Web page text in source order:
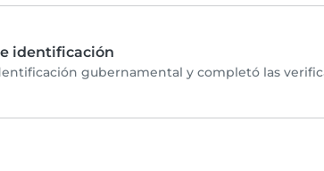
identificación
gubernamental y completó las